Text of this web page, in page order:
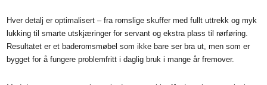
Hver detalj er optimalisert – fra romslige skuffer med fullt uttrekk og myk
lukking til smarte utskjæringer for servant og ekstra plass til rørføring.
Resultatet er et baderomsmøbel som ikke bare ser bra ut, men som er
bygget for å fungere problemfritt i daglig bruk i mange år fremover.